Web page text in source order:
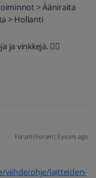
> Ääniraita
> Hollanti
vinkkejä. 👍🏼
Forum|Forum|3 years ago
viihde/ohje/laitteiden-